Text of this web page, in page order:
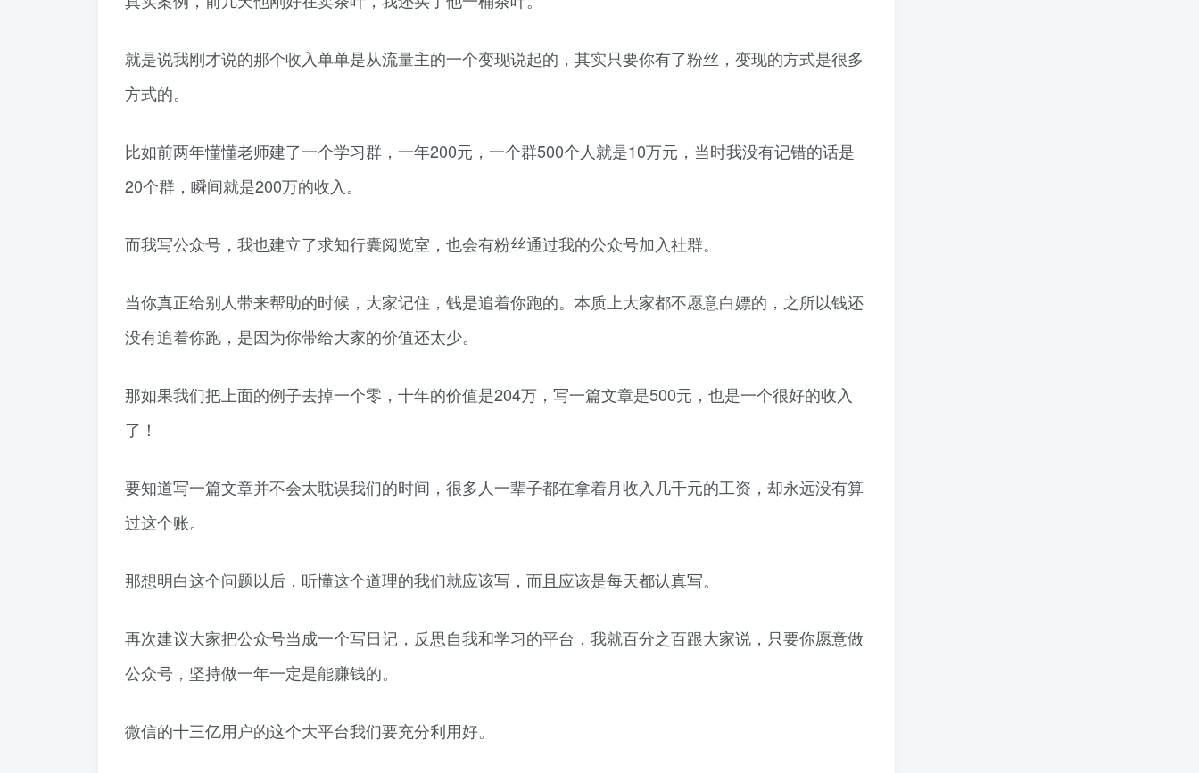
就是说我刚才说的那个收入单单是从流量主的一个变现说起的，其实只要你有了粉丝，变现的方式是很多
方式的。
比如前两年懂懂老师建了一个学习群，一年200元，一个群500个人就是10万元，当时我没有记错的话是
20个群，瞬间就是200万的收入。
而我写公众号，我也建立了求知行囊阅览室，也会有粉丝通过我的公众号加入社群。
当你真正给别人带来帮助的时候，大家记住，钱是追着你跑的。本质上大家都不愿意白嫖的，之所以钱还
没有追着你跑，是因为你带给大家的价值还太少。
那如果我们把上面的例子去掉一个零，十年的价值是204万，写一篇文章是500元，也是一个很好的收入
了！
要知道写一篇文章并不会太耽误我们的时间，很多人一辈子都在拿着月收入几千元的工资，却永远没有算
过这个账。
那想明白这个问题以后，听懂这个道理的我们就应该写，而且应该是每天都认真写。
再次建议大家把公众号当成一个写日记，反思自我和学习的平台，我就百分之百跟大家说，只要你愿意做
公众号，坚持做一年一定是能赚钱的。
微信的十三亿用户的这个大平台我们要充分利用好。